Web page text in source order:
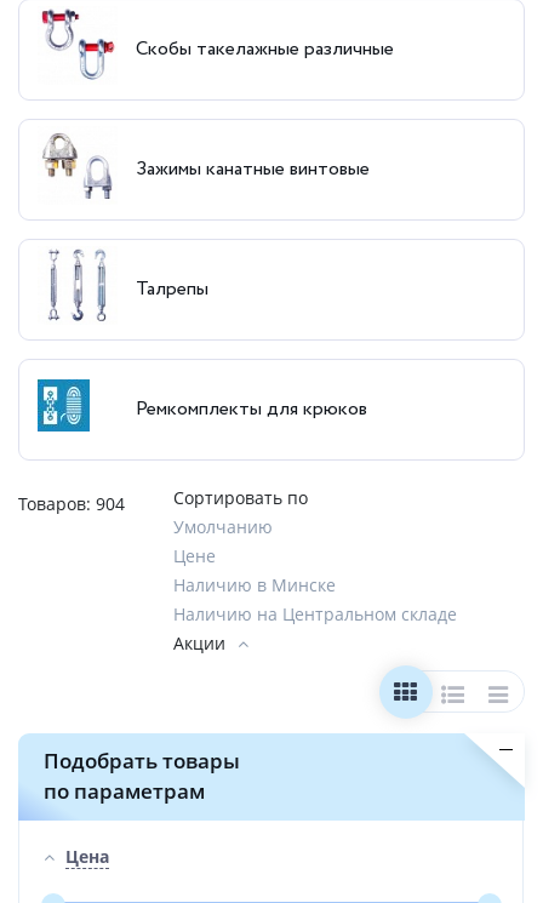
Скобы такелажные различные
Зажимы канатные винтовые
Талрепы
Ремкомплекты для крюков
Товаров: 904
Сортировать по
Умолчанию
Цене
Наличию в Минске
Наличию на Центральном складе
Акции
Подобрать товары
по параметрам
Цена